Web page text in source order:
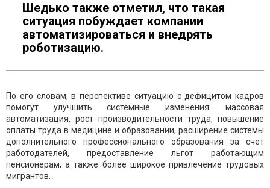
Шедько также отметил, что такая
ситуация побуждает компании
автоматизироваться и внедрять
роботизацию.
По его словам, в перспективе ситуацию с дефицитом кадров
помогут улучшить системные изменения: массовая
автоматизация, рост производительности труда, повышение
оплаты труда в медицине и образовании, расширение системы
дополнительного профессионального образования за счет
работодателей, предоставление льгот работающим
пенсионерам, а также более широкое привлечение трудовых
мигрантов.